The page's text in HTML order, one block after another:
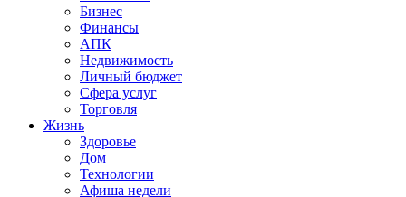
Бизнес
Финансы
АПК
Недвижимость
Личный бюджет
Сфера услуг
Торговля
Жизнь
Здоровье
Дом
Технологии
Афиша недели